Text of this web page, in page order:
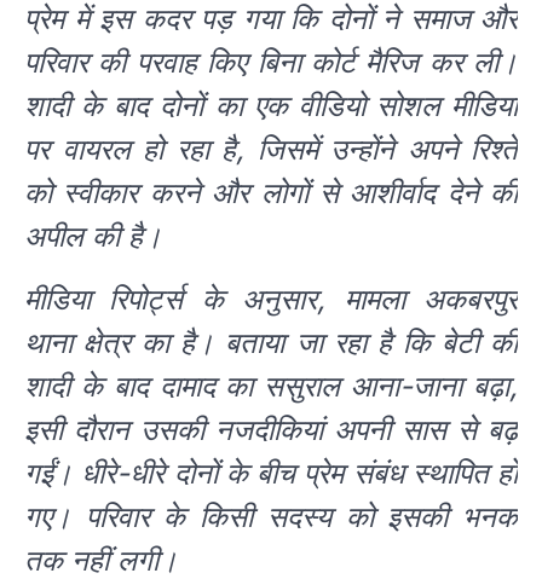
प्रेम में इस कदर पड़ गया कि दोनों ने समाज और
परिवार की परवाह किए बिना कोर्ट मैरिज कर ली।
शादी के बाद दोनों का एक वीडियो सोशल मीडिया
पर वायरल हो रहा है, जिसमें उन्होंने अपने रिश्ते
को स्वीकार करने और लोगों से आशीर्वाद देने की
अपील की है।
मीडिया रिपोर्ट्स के अनुसार, मामला अकबरपुर
थाना क्षेत्र का है। बताया जा रहा है कि बेटी की
शादी के बाद दामाद का ससुराल आना-जाना बढ़ा,
इसी दौरान उसकी नजदीकियां अपनी सास से बढ़
गईं। धीरे-धीरे दोनों के बीच प्रेम संबंध स्थापित हो
गए। परिवार के किसी सदस्य को इसकी भनक
तक नहीं लगी।